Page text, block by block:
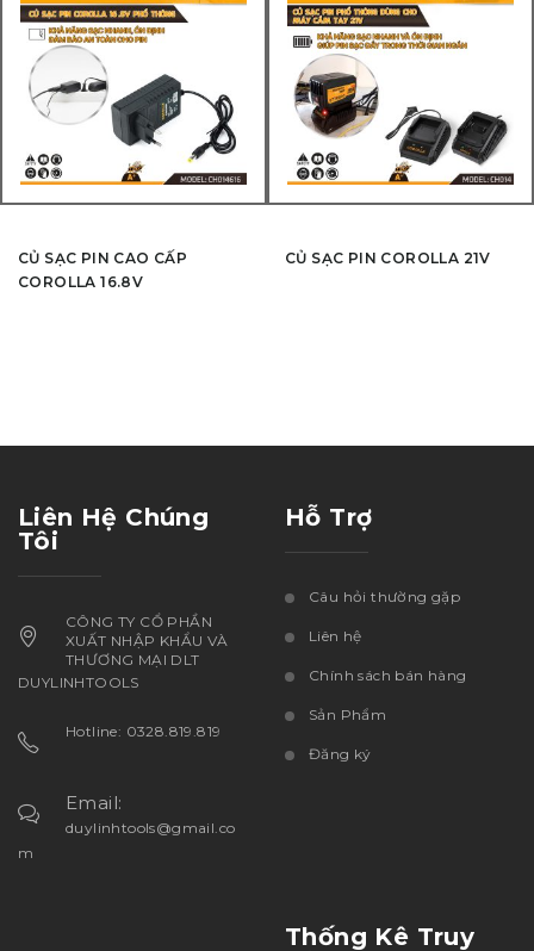
CỦ SẠC PIN CAO CẤP
COROLLA 16.8V
CỦ SẠC PIN COROLLA 21V
Liên Hệ Chúng
Tôi
CÔNG TY CỔ PHẦN
XUẤT NHẬP KHẨU VÀ
THƯƠNG MẠI DLT
DUYLINHTOOLS
Hotline: 0328.819.819
Email:
duylinhtools@gmail.co
m
Hỗ Trợ
Câu hỏi thường gặp
Liên hệ
Chính sách bán hàng
Sản Phẩm
Đăng ký
Thống Kê Truy